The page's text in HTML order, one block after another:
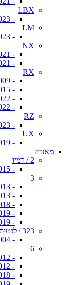
LBX
- 2023+
LM
- 2023+
NX
- 2014-2021
- 2021+
RX
- 2003-2009
- 2009-2015
- 2016-2022
- 2022+
RZ
- 2023+
UX
- 2019+
מאזדה
2 / דמיו
- 2015+
3
- 2008-2013
- 2008-2013 (הצ'בק)
- 2013-2018
- 2019+
- 2019+ (הצ'בק)
323 / לנטיס
- 1998-2004
6
- 2008-2012
- 2008-2012 (5 דלתות)
- 2013-2018